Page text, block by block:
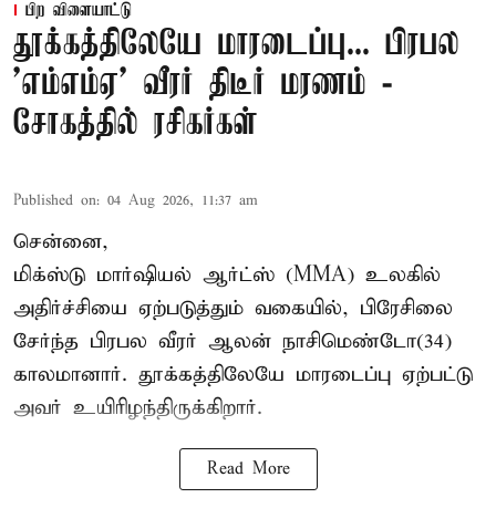
பிற விளையாட்டு
தூக்கத்திலேயே மாரடைப்பு... பிரபல
’எம்எம்ஏ’ வீரர் திடீர் மரணம் -
சோகத்தில் ரசிகர்கள்
Published on: 04 Aug 2026, 11:37 am
சென்னை,
மிக்ஸ்டு மார்ஷியல் ஆர்ட்ஸ் (MMA) உலகில்
அதிர்ச்சியை ஏற்படுத்தும் வகையில், பிரேசிலை
சேர்ந்த பிரபல வீரர் ஆலன் நாசிமெண்டோ(34)
காலமானார். தூக்கத்திலேயே மாரடைப்பு ஏற்பட்டு
அவர் உயிரிழந்திருக்கிறார்.
Read More